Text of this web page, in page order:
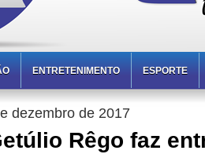
ENTRETENIMENTO ESPORTE
dezembro de 2017
Rêgo faz